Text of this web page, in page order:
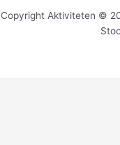
Copyright Aktiviteten ©